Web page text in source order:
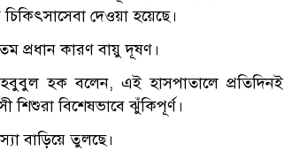
দেওয়া হয়েছে।
প্রধান কারণ বায়ু দূষণ।
হক বলেন, এই হাসপাতালে প্রতিদিনই
শিশুরা বিশেষভাবে ঝুঁকিপূর্ণ।
বাড়িয়ে তুলছে।